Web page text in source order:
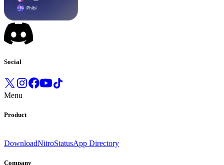
Social
Menu
Product
DownloadNitroStatusApp Directory
Company